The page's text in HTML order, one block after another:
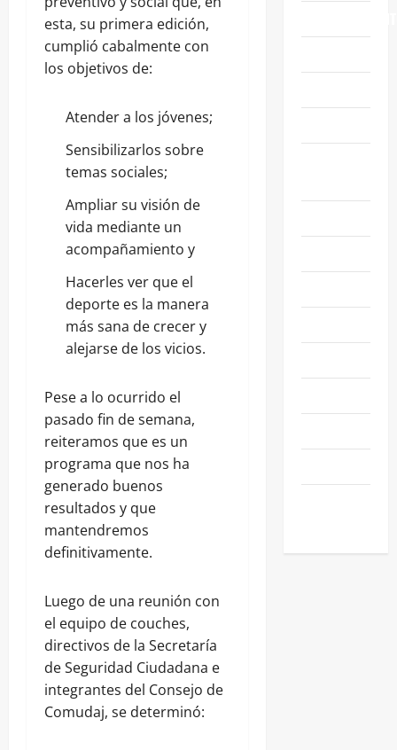
esta, su primera edición,
cumplió cabalmente con
los objetivos de:
Atender a los jóvenes;
Sensibilizarlos sobre
temas sociales;
Ampliar su visión de
vida mediante un
acompañamiento y
Hacerles ver que el
deporte es la manera
más sana de crecer y
alejarse de los vicios.
Pese a lo ocurrido el
pasado fin de semana,
reiteramos que es un
programa que nos ha
generado buenos
resultados y que
mantendremos
definitivamente.
Luego de una reunión con
el equipo de couches,
directivos de la Secretaría
de Seguridad Ciudadana e
integrantes del Consejo de
Comudaj, se determinó: